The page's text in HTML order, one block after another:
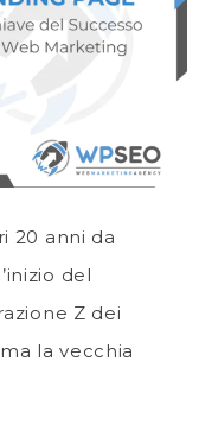
20 anni da
del
Z dei
la vecchia